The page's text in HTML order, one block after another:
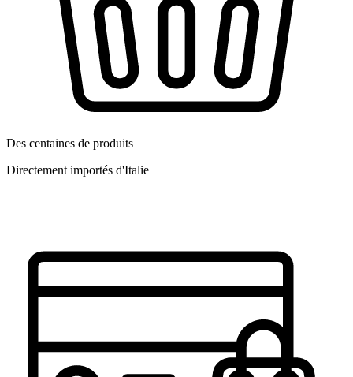
Des centaines de produits
Directement importés d'Italie